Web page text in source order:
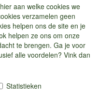
aan welke cookies we
verzamelen geen
helpen ons de site en je
helpen ze ons om onze
te brengen. Ga je voor
alle voordelen? Vink dan
Statistieken